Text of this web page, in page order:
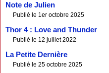
Note de Julien
Publié le 1er octobre 2025
Thor 4 : Love and Thunder
Publié le 12 juillet 2022
La Petite Dernière
Publié le 25 octobre 2025